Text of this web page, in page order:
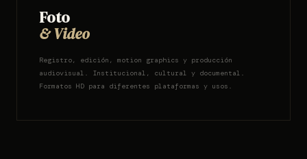
Foto
& Video
Registro, edición, motion graphics y producción
audiovisual. Institucional, cultural y documental.
Formatos HD para diferentes plataformas y usos.